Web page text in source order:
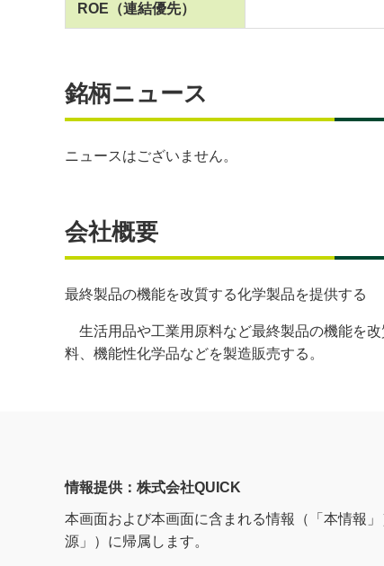
ROE （連結優先）
銘柄ニュース
ニュースはございません。
会社概要
最終製品の機能を改質する化学製品を提供する
生活用品や工業用原料など最終製品の機能を
料、機能性化学品などを製造販売する。
情報提供：株式会社QUICK
本画面および本画面に含まれる情報（「本情報
源」）に帰属します。